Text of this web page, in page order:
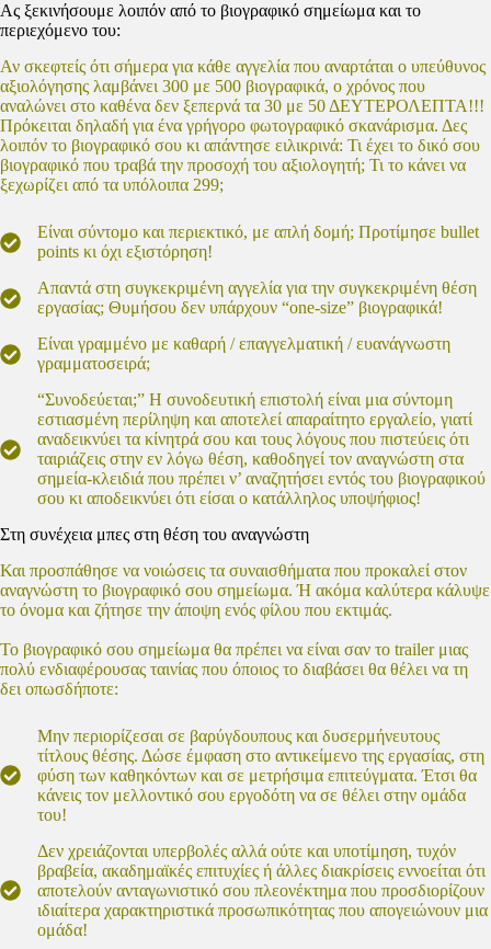
Ας ξεκινήσουμε λοιπόν από το βιογραφικό σημείωμα και το
περιεχόμενο του:
Αν σκεφτείς ότι σήμερα για κάθε αγγελία που αναρτάται ο υπεύθυνος
αξιολόγησης λαμβάνει 300 με 500 βιογραφικά, ο χρόνος που
αναλώνει στο καθένα δεν ξεπερνά τα 30 με 50 ΔΕΥΤΕΡΟΛΕΠΤΑ!!!
Πρόκειται δηλαδή για ένα γρήγορο φωτογραφικό σκανάρισμα. Δες
λοιπόν το βιογραφικό σου κι απάντησε ειλικρινά: Τι έχει το δικό σου
βιογραφικό που τραβά την προσοχή του αξιολογητή; Τι το κάνει να
ξεχωρίζει από τα υπόλοιπα 299;
Είναι σύντομο και περιεκτικό, με απλή δομή; Προτίμησε bullet
points κι όχι εξιστόρηση!
Απαντά στη συγκεκριμένη αγγελία για την συγκεκριμένη θέση
εργασίας; Θυμήσου δεν υπάρχουν “one-size” βιογραφικά!
Είναι γραμμένο με καθαρή / επαγγελματική / ευανάγνωστη
γραμματοσειρά;
“Συνοδεύεται;” Η συνοδευτική επιστολή είναι μια σύντομη
εστιασμένη περίληψη και αποτελεί απαραίτητο εργαλείο, γιατί
αναδεικνύει τα κίνητρά σου και τους λόγους που πιστεύεις ότι
ταιριάζεις στην εν λόγω θέση, καθοδηγεί τον αναγνώστη στα
σημεία-κλειδιά που πρέπει ν’ αναζητήσει εντός του βιογραφικού
σου κι αποδεικνύει ότι είσαι ο κατάλληλος υποψήφιος!
Στη συνέχεια μπες στη θέση του αναγνώστη
Και προσπάθησε να νοιώσεις τα συναισθήματα που προκαλεί στον
αναγνώστη το βιογραφικό σου σημείωμα. Ή ακόμα καλύτερα κάλυψε
το όνομα και ζήτησε την άποψη ενός φίλου που εκτιμάς.
Το βιογραφικό σου σημείωμα θα πρέπει να είναι σαν το trailer μιας
πολύ ενδιαφέρουσας ταινίας που όποιος το διαβάσει θα θέλει να τη
δει οπωσδήποτε:
Μην περιορίζεσαι σε βαρύγδουπους και δυσερμήνευτους
τίτλους θέσης. Δώσε έμφαση στο αντικείμενο της εργασίας, στη
φύση των καθηκόντων και σε μετρήσιμα επιτεύγματα. Έτσι θα
κάνεις τον μελλοντικό σου εργοδότη να σε θέλει στην ομάδα
του!
Δεν χρειάζονται υπερβολές αλλά ούτε και υποτίμηση, τυχόν
βραβεία, ακαδημαϊκές επιτυχίες ή άλλες διακρίσεις εννοείται ότι
αποτελούν ανταγωνιστικό σου πλεονέκτημα που προσδιορίζουν
ιδιαίτερα χαρακτηριστικά προσωπικότητας που απογειώνουν μια
ομάδα!